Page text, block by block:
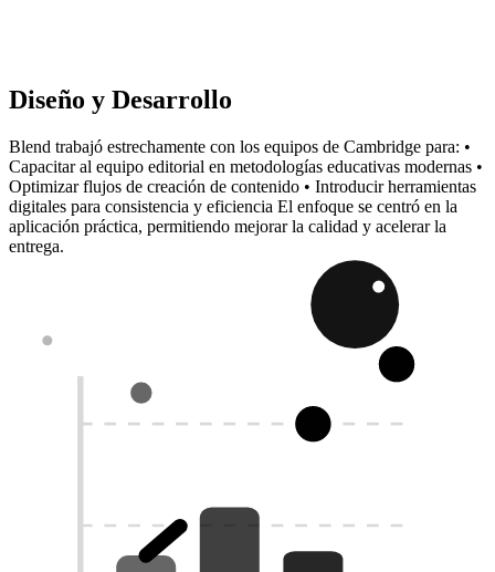
Diseño y Desarrollo
Blend trabajó estrechamente con los equipos de Cambridge para: •
Capacitar al equipo editorial en metodologías educativas modernas •
Optimizar flujos de creación de contenido • Introducir herramientas
digitales para consistencia y eficiencia El enfoque se centró en la
aplicación práctica, permitiendo mejorar la calidad y acelerar la
entrega.